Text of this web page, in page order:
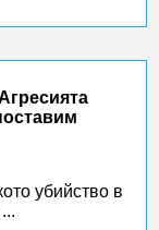
убийство в